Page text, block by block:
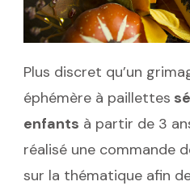
Plus discret qu’un
éphémère à paillettes
enfants à partir de 3
réalisé une commande
sur la thématique afin